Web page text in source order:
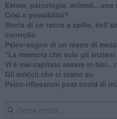
​Estate, psicologia, animali…una
​Crisi o possibilità?
​Storia di un tacco a spillo,
controllo
​Psico-sogno di un teatro di
"La memoria che solo gli
​Vi è mai capitato essere in
​Gli ami(ci) che ci tirano su
Psico-riflessioni post covid di